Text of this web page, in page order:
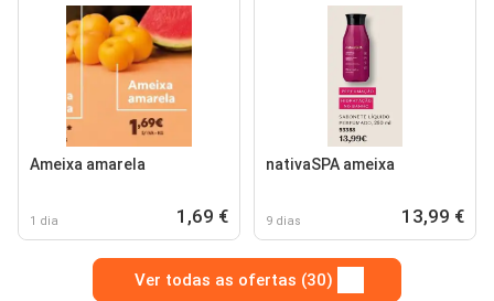
Ameixa amarela
1 dia 1,69 €
nativaSPA ameixa
9 dias 13,99 €
Ver todas as ofertas (30)